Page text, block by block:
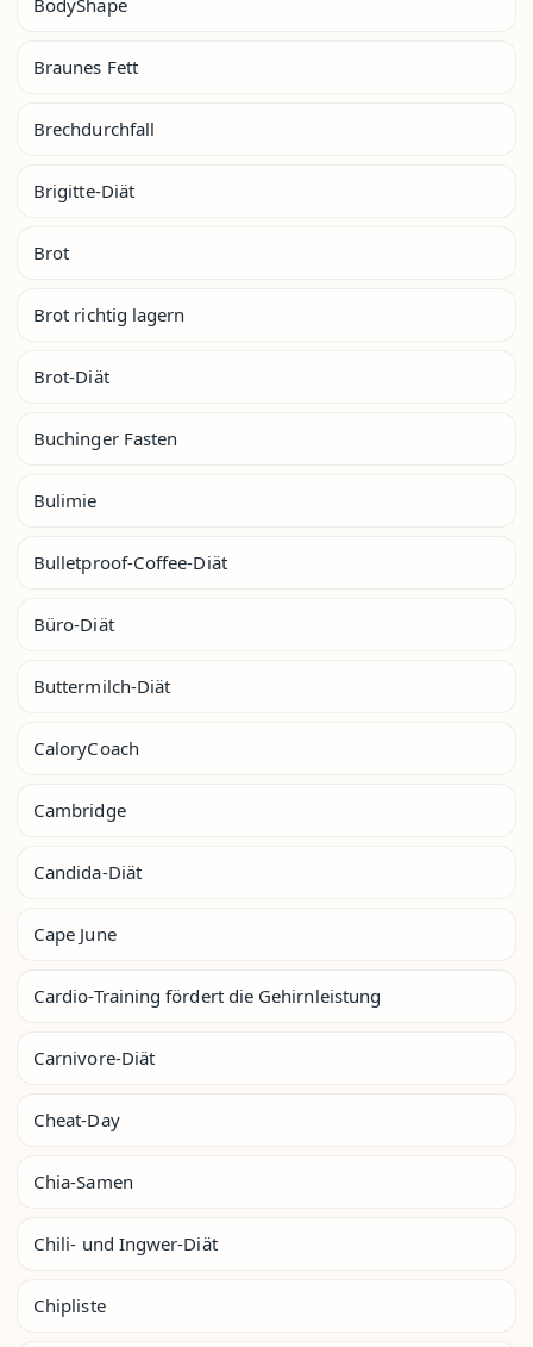
Braunes Fett
Brechdurchfall
Brigitte-Diät
Brot
Brot richtig lagern
Brot-Diät
Buchinger Fasten
Bulimie
Bulletproof-Coffee-Diät
Büro-Diät
Buttermilch-Diät
CaloryCoach
Cambridge
Candida-Diät
Cape June
Cardio-Training fördert die Gehirnleistung
Carnivore-Diät
Cheat-Day
Chia-Samen
Chili- und Ingwer-Diät
Chipliste